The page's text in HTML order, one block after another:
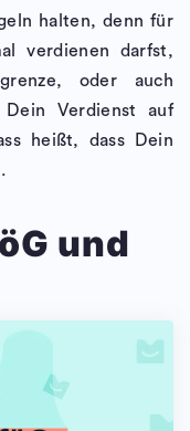
halten, denn für
verdienen darfst,
oder auch
Verdienst auf
heißt, dass Dein
und